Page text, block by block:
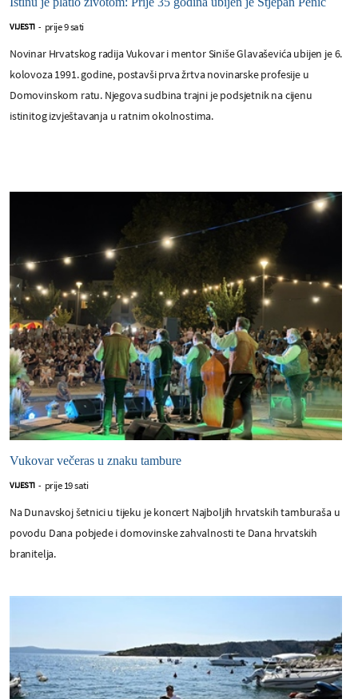
VIJESTI - prije 9 sati
Novinar Hrvatskog radija Vukovar i mentor Siniše Glavaševića ubijen je 6.
kolovoza 1991. godine, postavši prva žrtva novinarske profesije u
Domovinskom ratu. Njegova sudbina trajni je podsjetnik na cijenu
istinitog izvještavanja u ratnim okolnostima.
Vukovar večeras u znaku tambure
VIJESTI - prije 19 sati
Na Dunavskoj šetnici u tijeku je koncert Najboljih hrvatskih tamburaša u
povodu Dana pobjede i domovinske zahvalnosti te Dana hrvatskih
branitelja.